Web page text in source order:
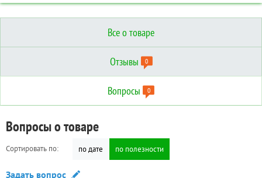
Все о товаре
Отзывы 0
Вопросы 0
Технические характеристики
Дополнительные
Отзывы о товаре
Сортировать по: по дате по полезности
Написать отзыв
Вопросы о товаре
Сортировать по: по дате по полезности
Задать вопрос